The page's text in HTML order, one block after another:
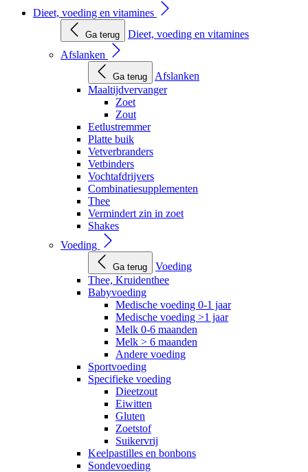
Dieet, voeding en vitamines
Ga terug
Dieet, voeding en vitamines
Afslanken
Ga terug
Afslanken
Maaltijdvervanger
Zoet
Zout
Eetlustremmer
Platte buik
Vetverbranders
Vetbinders
Vochtafdrijvers
Combinatiesupplementen
Thee
Vermindert zin in zoet
Shakes
Voeding
Ga terug
Voeding
Thee, Kruidenthee
Babyvoeding
Medische voeding 0-1 jaar
Medische voeding >1 jaar
Melk 0-6 maanden
Melk > 6 maanden
Andere voeding
Sportvoeding
Specifieke voeding
Dieetzout
Eiwitten
Gluten
Zoetstof
Suikervrij
Keelpastilles en bonbons
Sondevoeding